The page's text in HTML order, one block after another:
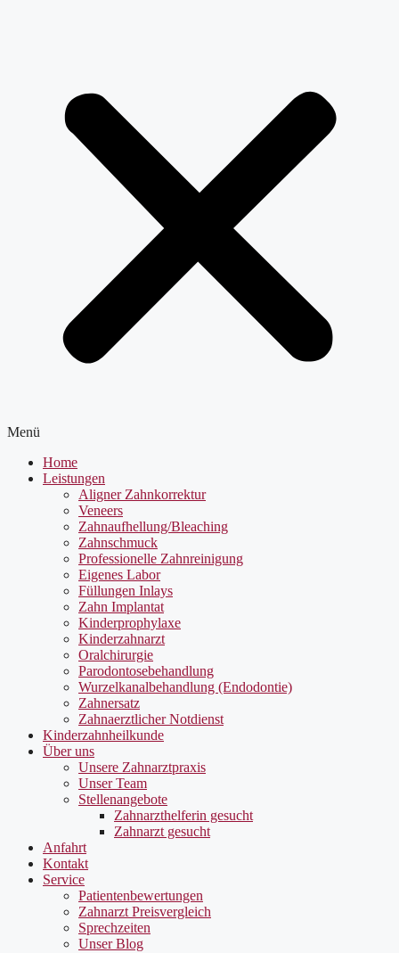
Menü
Home
Leistungen
Aligner Zahnkorrektur
Veneers
Zahnaufhellung/Bleaching
Zahnschmuck
Professionelle Zahnreinigung
Eigenes Labor
Füllungen Inlays
Zahn Implantat
Kinderprophylaxe
Kinderzahnarzt
Oralchirurgie
Parodontosebehandlung
Wurzelkanalbehandlung (Endodontie)
Zahnersatz
Zahnaerztlicher Notdienst
Kinderzahnheilkunde
Über uns
Unsere Zahnarztpraxis
Unser Team
Stellenangebote
Zahnarzthelferin gesucht
Zahnarzt gesucht
Anfahrt
Kontakt
Service
Patientenbewertungen
Zahnarzt Preisvergleich
Sprechzeiten
Unser Blog